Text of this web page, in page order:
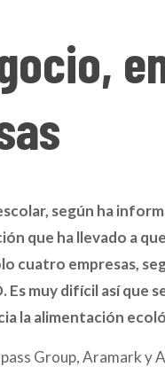
según ha
que ha llevado a
cuatro empresas,
muy difícil así que
la alimentación
Group, Aramark y